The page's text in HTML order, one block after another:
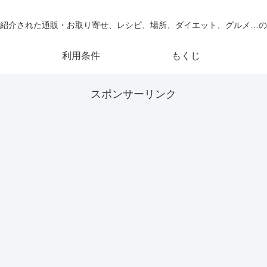
介された通販・お取り寄せ、レシピ、場所、ダイエット、グルメ…
利用条件 もくじ
スポンサーリンク